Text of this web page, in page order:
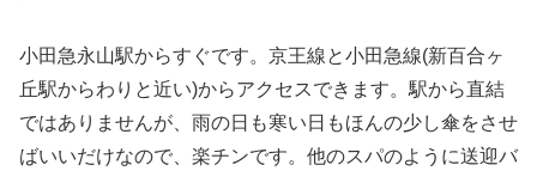
小田急永山駅からすぐです。京王線と小田急線(新百合ヶ
丘駅からわりと近い)からアクセスできます。駅から直結
ではありませんが、雨の日も寒い日もほんの少し傘をさせ
ばいいだけなので、楽チンです。他のスパのように送迎バ